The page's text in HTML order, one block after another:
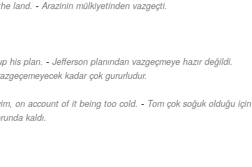
land. - Arazinin mülkiyetinden vazgeçti.
his plan. - Jefferson planından vazgeçmeye hazır değildi.
kadar çok gururludur.
on account of it being too cold. - Tom çok soğuk olduğu için
kaldı.